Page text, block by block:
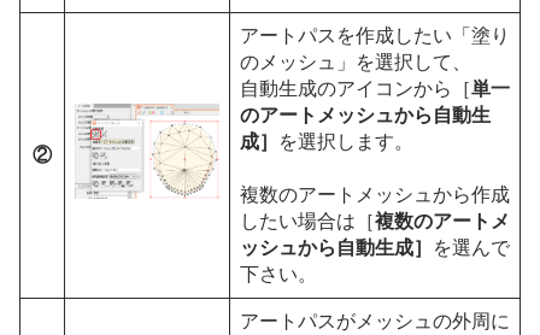
②
アートパスを作成したい「塗り
のメッシュ」を選択して、
自動生成のアイコンから［単一
のアートメッシュから自動生
成］
を選択します。
複数のアートメッシュから作成
したい場合は［複数のアートメ
ッシュから自動生成］
を選んで
下さい。
アートパスがメッシュの外周に